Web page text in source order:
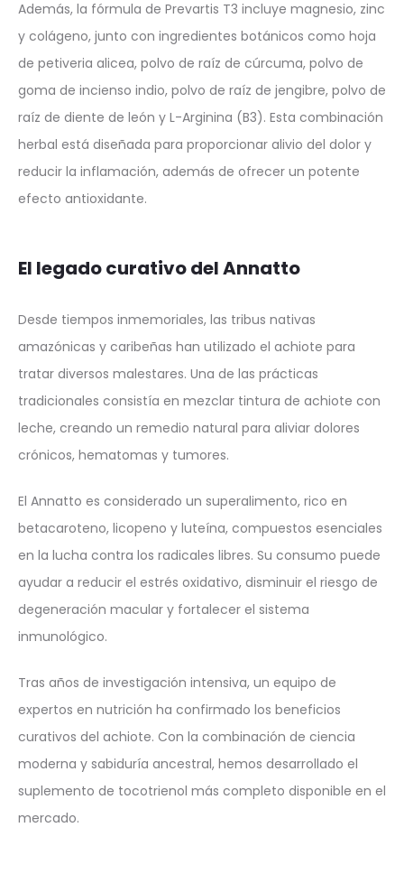
Además, la fórmula de Prevartis T3 incluye magnesio, zinc
y colágeno, junto con ingredientes botánicos como hoja
de petiveria alicea, polvo de raíz de cúrcuma, polvo de
goma de incienso indio, polvo de raíz de jengibre, polvo de
raíz de diente de león y L-Arginina (B3). Esta combinación
herbal está diseñada para proporcionar alivio del dolor y
reducir la inflamación, además de ofrecer un potente
efecto antioxidante.
El legado curativo del Annatto
Desde tiempos inmemoriales, las tribus nativas
amazónicas y caribeñas han utilizado el achiote para
tratar diversos malestares. Una de las prácticas
tradicionales consistía en mezclar tintura de achiote con
leche, creando un remedio natural para aliviar dolores
crónicos, hematomas y tumores.
El Annatto es considerado un superalimento, rico en
betacaroteno, licopeno y luteína, compuestos esenciales
en la lucha contra los radicales libres. Su consumo puede
ayudar a reducir el estrés oxidativo, disminuir el riesgo de
degeneración macular y fortalecer el sistema
inmunológico.
Tras años de investigación intensiva, un equipo de
expertos en nutrición ha confirmado los beneficios
curativos del achiote. Con la combinación de ciencia
moderna y sabiduría ancestral, hemos desarrollado el
suplemento de tocotrienol más completo disponible en el
mercado.